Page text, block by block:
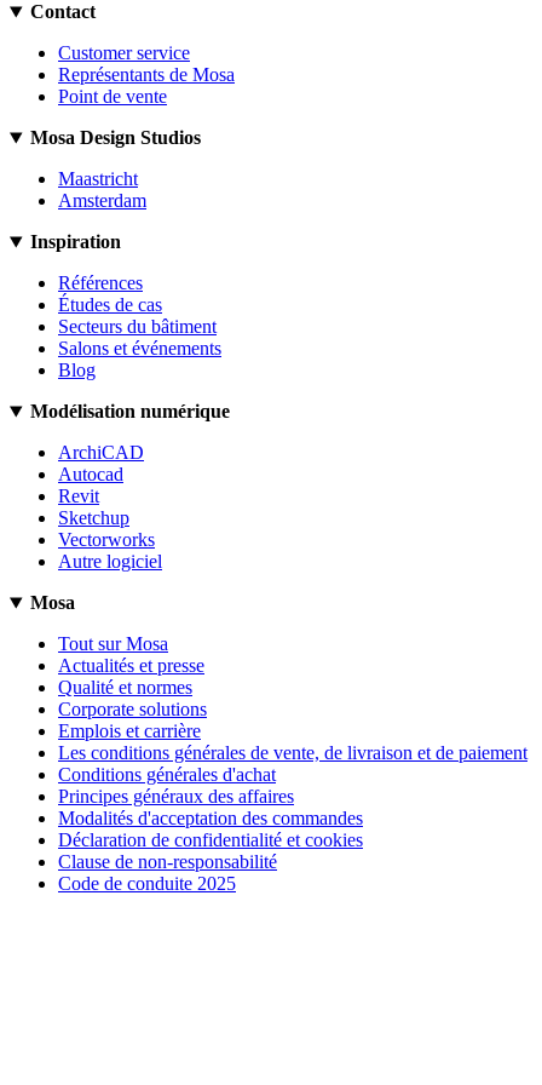
Contact
Customer service
Représentants de Mosa
Point de vente
Mosa Design Studios
Maastricht
Amsterdam
Inspiration
Références
Études de cas
Secteurs du bâtiment
Salons et événements
Blog
Modélisation numérique
ArchiCAD
Autocad
Revit
Sketchup
Vectorworks
Autre logiciel
Mosa
Tout sur Mosa
Actualités et presse
Qualité et normes
Corporate solutions
Emplois et carrière
Les conditions générales de vente, de livraison et de paiement
Conditions générales d'achat
Principes généraux des affaires
Modalités d'acceptation des commandes
Déclaration de confidentialité et cookies
Clause de non-responsabilité
Code de conduite 2025